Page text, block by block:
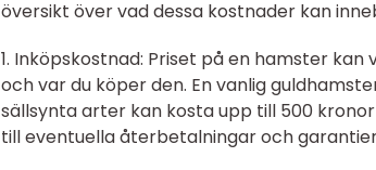
översikt över vad dessa kostnader kan
1. Inköpskostnad: Priset på en hamster
och var du köper den. En vanlig
sällsynta arter kan kosta upp till 500
till eventuella återbetalningar och